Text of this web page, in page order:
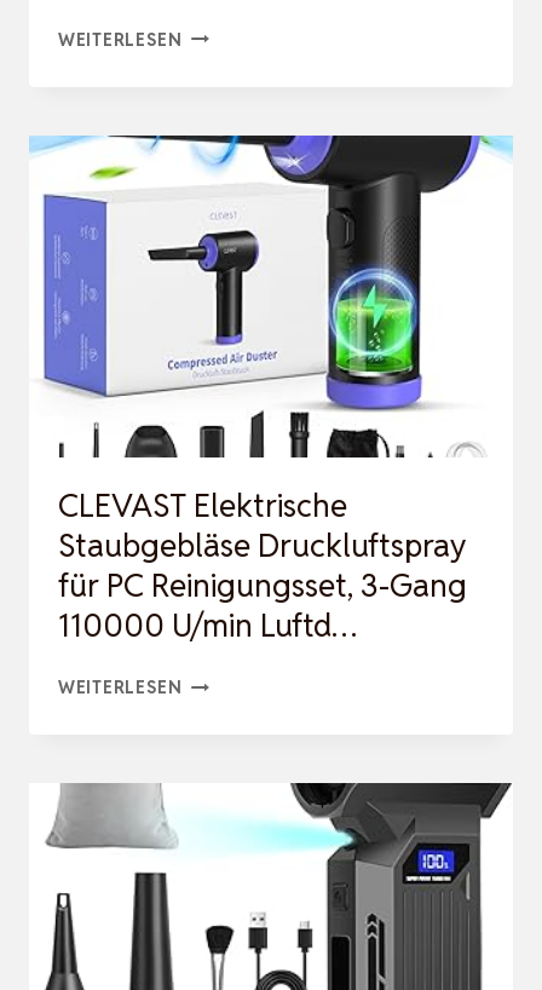
WEITERLESEN WOLFBOX
ELECTRIC
AIR
DUSTER-
110000RPM
SUPER
POWER
CORDLESS
DUSTER,
GANG
EINSTEL…
CLEVAST Elektrische
Staubgebläse Druckluftspray
für PC Reinigungsset, 3-Gang
110000 U/min Luftd…
WEITERLESEN CLEVAST
DRUCKLUFTSPRAY
REINIGUNGSSET,
GANG